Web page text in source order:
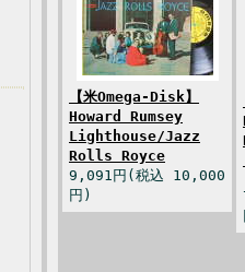
【米Omega-Disk】
Howard Rumsey
Lighthouse/Jazz
Rolls Royce
9,091円(税込 10,000
円)